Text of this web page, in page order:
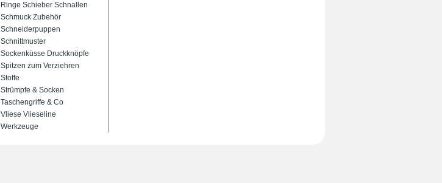
Ringe Schieber Schnallen
Schmuck Zubehör
Schneiderpuppen
Schnittmuster
Sockenküsse Druckknöpfe
Spitzen zum Verziehren
Stoffe
Strümpfe & Socken
Taschengriffe & Co
Vliese Vlieseline
Werkzeuge